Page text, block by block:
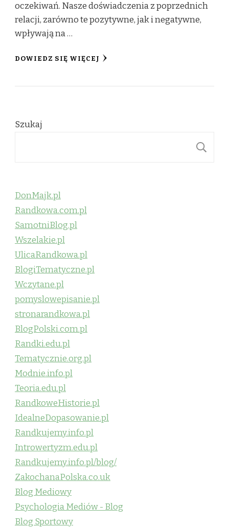
oczekiwań. Nasze doświadczenia z poprzednich
relacji, zarówno te pozytywne, jak i negatywne,
wpływają na …
DOWIEDZ SIĘ WIĘCEJ
Szukaj
DonMajk.pl
Randkowa.com.pl
SamotniBlog.pl
Wszelakie.pl
UlicaRandkowa.pl
BlogiTematyczne.pl
Wczytane.pl
pomyslowepisanie.pl
stronarandkowa.pl
BlogPolski.com.pl
Randki.edu.pl
Tematycznie.org.pl
Modnie.info.pl
Teoria.edu.pl
RandkoweHistorie.pl
IdealneDopasowanie.pl
Randkujemy.info.pl
Introwertyzm.edu.pl
Randkujemy.info.pl/blog/
ZakochanaPolska.co.uk
Blog Mediowy
Psychologia Mediów - Blog
Blog Sportowy